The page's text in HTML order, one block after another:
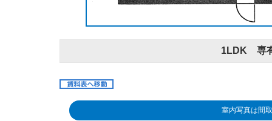
1LDK 専
室内写真は間